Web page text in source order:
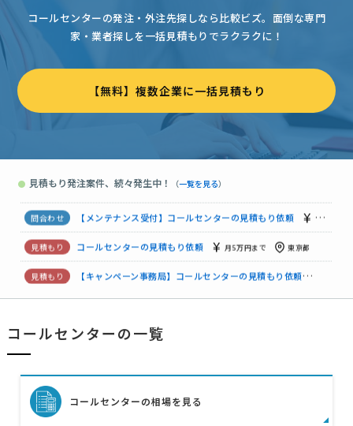
コールセンターの発注・外注先探しなら比較ビズ。 面倒な専門
家・業者探しを一括見積もりでラクラクに！
【無料】複数企業に一括見積もり
● 見積もり発注案件、続々発生中！ （一覧を見る）
【キャンペーン事務局】コールセンターの見積もり依頼
【EC受注処理・CS代行】月7000件規模 月10万円まで
【不動産管理におけるクレーム一時対応】コールセンターの見積もり依頼
コールセンターの見積もり依頼 相談して決めたい
コールセンターの見積もり依頼 相談して決めたい 東京都
コールセンターの見積もり依頼 相談して決めたい 東京都
コールセンターの見積もり依頼
コールセンターの見積もり依頼 相談して決めたい 東京都
【メンテナンス受付】コールセンターの見積もり依頼
コールセンターの見積もり依頼 月5万円まで 東京都
【キャンペーン事務局】コールセンターの見積もり依頼
【EC受注処理・CS代行】月7000件規模
コールセンターの一覧
コールセンターの相場を見る